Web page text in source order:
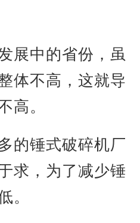
展中的省份，虽
体不高，这就导
高。
的锤式破碎机厂
求，为了减少锤
。